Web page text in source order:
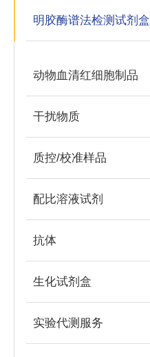
明胶酶谱法检测试剂盒
动物血清红细胞制品
干扰物质
质控/校准样品
配比溶液试剂
抗体
生化试剂盒
实验代测服务